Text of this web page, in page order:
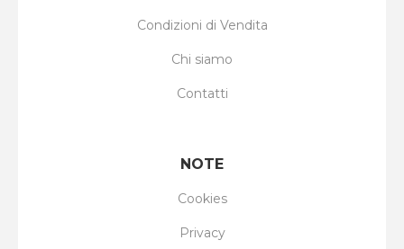
Condizioni di Vendita
Chi siamo
Contatti
NOTE
Cookies
Privacy